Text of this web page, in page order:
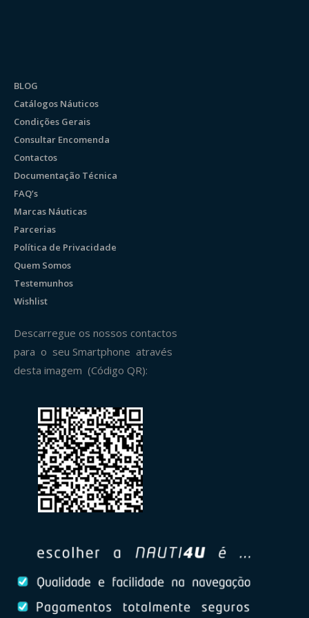
BLOG
Catálogos Náuticos
Condições Gerais
Consultar Encomenda
Contactos
Documentação Técnica
FAQ’s
Marcas Náuticas
Parcerias
Política de Privacidade
Quem Somos
Testemunhos
Wishlist
Descarregue os nossos contactos
para o seu Smartphone através
desta imagem (Código QR):